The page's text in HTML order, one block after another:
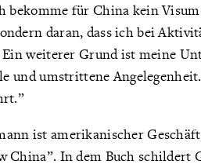
bekomme für China kein
daran, dass ich bei
Ein weiterer Grund ist meine
und umstrittene
ist amerikanischer
China”. In dem Buch schildert